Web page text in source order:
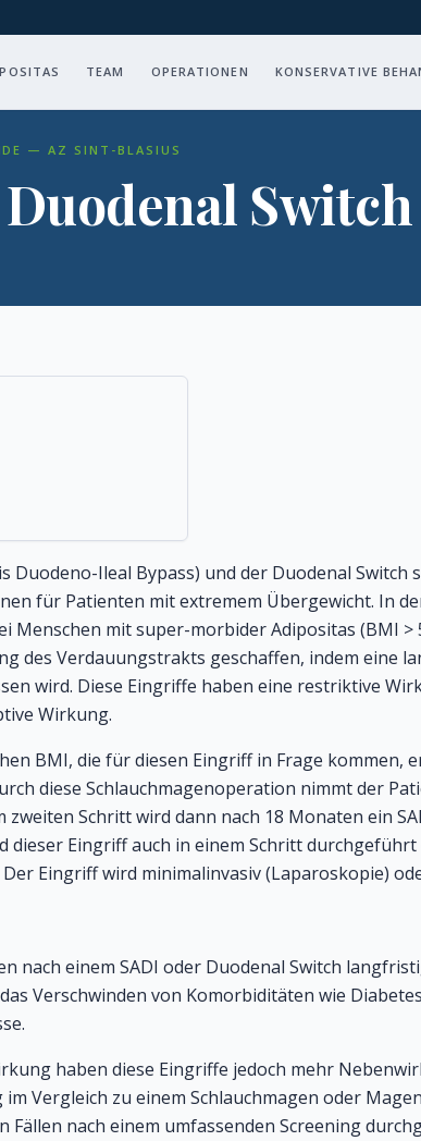
TEAM OPERATIONEN KONSERVATIVE
— AZ SINT-BLASIUS
Switch
Duodeno-Ileal Bypass) und der Duodenal Switch
für Patienten mit extremem Übergewicht. In
Menschen mit super-morbider Adipositas (BMI
des Verdauungstrakts geschaffen, indem eine
wird. Diese Eingriffe haben eine restriktive
Wirkung.
BMI, die für diesen Eingriff in Frage kommen,
diese Schlauchmagenoperation nimmt der
zweiten Schritt wird dann nach 18 Monaten ein
dieser Eingriff auch in einem Schritt durchgeführt
Eingriff wird minimalinvasiv (Laparoskopie)
nach einem SADI oder Duodenal Switch
Verschwinden von Komorbiditäten wie
haben diese Eingriffe jedoch mehr
Vergleich zu einem Schlauchmagen oder
nach einem umfassenden Screening